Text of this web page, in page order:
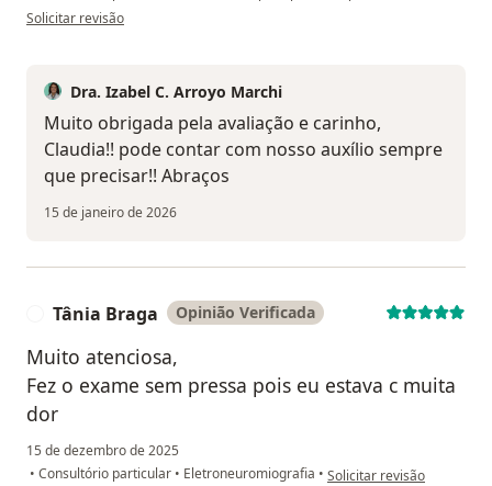
na opinião do utilizador Claudia Rossi
Solicitar revisão
Dra. Izabel C. Arroyo Marchi
Muito obrigada pela avaliação e carinho,
Claudia!! pode contar com nosso auxílio sempre
que precisar!! Abraços
15 de janeiro de 2026
Tânia Braga Opinião Verificada
Muito atenciosa,
Fez o exame sem pressa pois eu estava c muita
dor
15 de dezembro de 2025
• Consultório particular • Eletroneuromiografia • na opinião do utilizador
Solicitar revisão